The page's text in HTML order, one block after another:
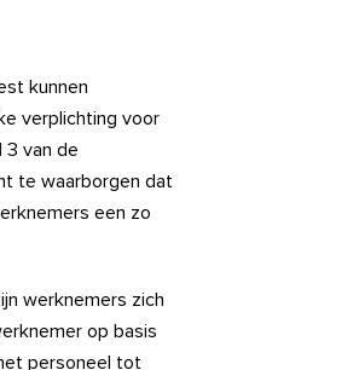
kunnen
verplichting voor
3 van de
te waarborgen dat
een zo
werknemers zich
op basis
personeel tot